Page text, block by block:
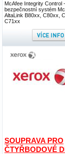
McAfee Integrity Control
bezpečnostní systém
AltaLink B80xx, C80xx,
C71xx
SOUPRAVA PRO
ČTYŘBODOVÉ